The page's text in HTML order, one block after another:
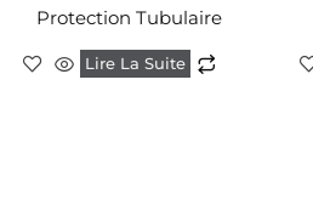
Protection Tubulaire
Lire La Suite